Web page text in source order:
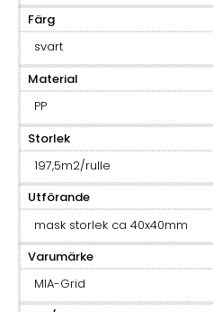
Färg
svart
Material
PP
Storlek
197,5m2/rulle
Utförande
mask storlek ca 40x40mm
Varumärke
MIA-Grid